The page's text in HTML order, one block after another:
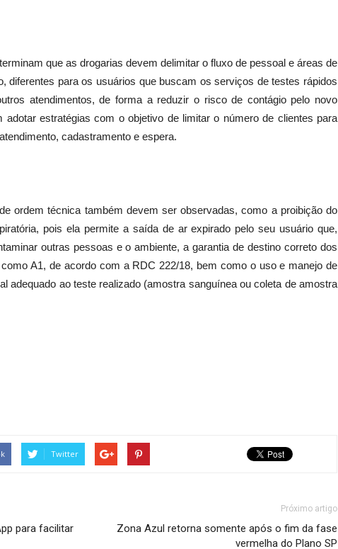
que as drogarias devem delimitar o fluxo de pessoal e áreas de
diferentes para os usuários que buscam os serviços de testes rápidos
atendimentos, de forma a reduzir o risco de contágio pelo novo
adotar estratégias com o objetivo de limitar o número de clientes para
cadastramento e espera.
ordem técnica também devem ser observadas, como a proibição do
pois ela permite a saída de ar expirado pelo seu usuário que,
outras pessoas e o ambiente, a garantia de destino correto dos
A1, de acordo com a RDC 222/18, bem como o uso e manejo de
adequado ao teste realizado (amostra sanguínea ou coleta de amostra
Twitter
para facilitar
Próximo artigo
Zona Azul retorna somente após o fim da fase
vermelha do Plano SP